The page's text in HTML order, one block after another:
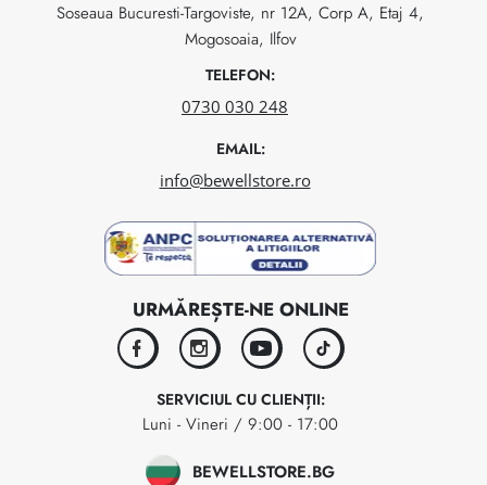
Soseaua Bucuresti-Targoviste, nr 12A, Corp A, Etaj 4,
Mogosoaia, Ilfov
TELEFON:
0730 030 248
EMAIL:
info@bewellstore.ro
URMĂREȘTE-NE ONLINE
facebookinstagramyoutubetiktok
SERVICIUL CU CLIENȚII:
Luni - Vineri / 9:00 - 17:00
BEWELLSTORE.BG